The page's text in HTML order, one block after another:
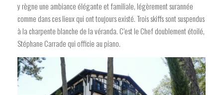
y règne une ambiance élégante et familiale, légèrement surannée
comme dans ces lieux qui ont toujours existé. Trois skiffs sont suspendus
à la charpente blanche de la véranda. C’est le Chef doublement étoilé,
Stéphane Carrade qui officie au piano.